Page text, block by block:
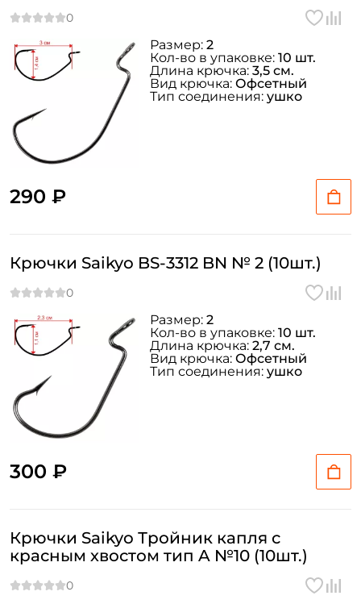
290 ₽
Размер: 2
Кол-во в упаковке: 10 шт.
Длина крючка: 3,5 см.
Вид крючка: Офсетный
Тип соединения: ушко
Крючки Saikyo BS-3312 BN № 2 (10шт.)
300 ₽
Размер: 2
Кол-во в упаковке: 10 шт.
Длина крючка: 2,7 см.
Вид крючка: Офсетный
Тип соединения: ушко
Крючки Saikyo Тройник капля с
красным хвостом тип A №10 (10шт.)
ФИО: *
Номер телефона: *
Придумайте пароль: *
Заполняя данную форму вы соглашаетесь на обработку
персональных данных
Создать аккаунт
У меня уже есть аккаунт